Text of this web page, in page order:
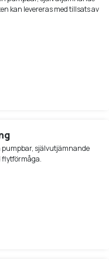
kan levereras med tillsats av
pumpbar, självutjämnande
flytförmåga.